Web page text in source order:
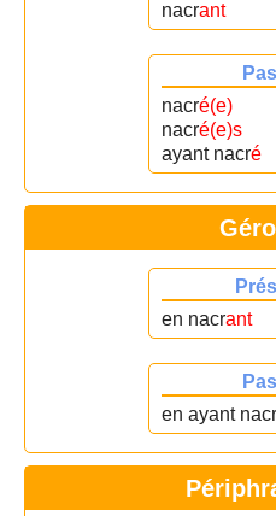
nacrant
nacré(e)
nacré(e)s
ayant nacré
en nacrant
en ayant nacr